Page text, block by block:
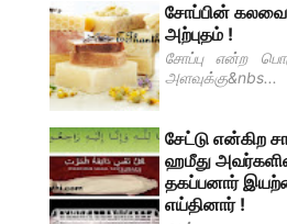
சோப்பின்
அற்புதம் !
சோப்பு என்ற
அளவுக்கு&nbs...
சேட்டு என்கிற
ஹமீது
தகப்பனார்
எய்தினார் !